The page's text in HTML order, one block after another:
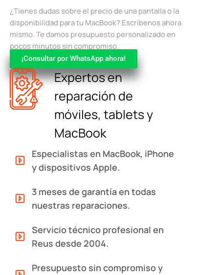
¿Tienes dudas sobre el precio de una pantalla o la
disponibilidad para tu MacBook? Escríbenos ahora
mismo. Te damos presupuesto personalizado en
pocos minutos sin compromiso.
¡Consultar por WhatsApp ahora!
Expertos en
reparación de
móviles, tablets y
MacBook
Especialistas en MacBook, iPhone
y dispositivos Apple.
3 meses de garantía en todas
nuestras reparaciones.
Servicio técnico profesional en
Reus desde 2004.
Presupuesto sin compromiso y